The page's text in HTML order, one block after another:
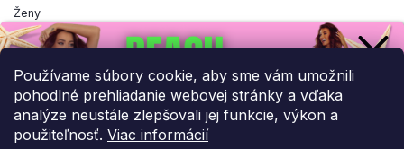
Používame súbory cookie, aby sme vám umožnili
pohodlné prehliadanie webovej stránky a vďaka
analýze neustále zlepšovali jej funkcie, výkon a
použiteľnosť. Viac informácií
Ženy
Výpredaj